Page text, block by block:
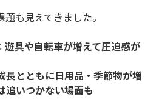
も見えてきました。
遊具や自転車が増えて圧迫感が
長とともに日用品・季節物が増
追いつかない場面も